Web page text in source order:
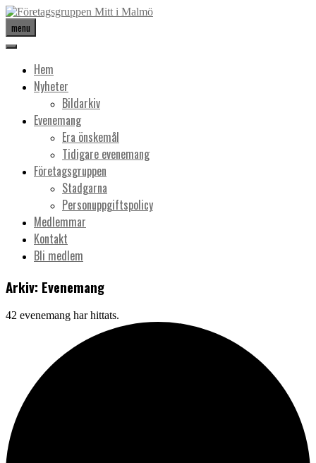
menu
Hem
Nyheter
Bildarkiv
Evenemang
Era önskemål
Tidigare evenemang
Företagsgruppen
Stadgarna
Personuppgiftspolicy
Medlemmar
Kontakt
Bli medlem
Arkiv: Evenemang
42 evenemang har hittats.